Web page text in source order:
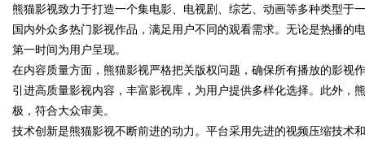
uz
熊猫影视致力于打造一个集电影、电视剧、综艺、动画等多种类型于
国内外众多热门影视作品，满足用户不同的观看需求。无论是热播的
第一时间为用户呈现。
在内容质量方面，熊猫影视严格把关版权问题，确保所有播放的影视
引进高质量影视内容，丰富影视库，为用户提供多样化选择。此外，
极，符合大众审美。
技术创新是熊猫影视不断前进的动力。平台采用先进的视频压缩技术